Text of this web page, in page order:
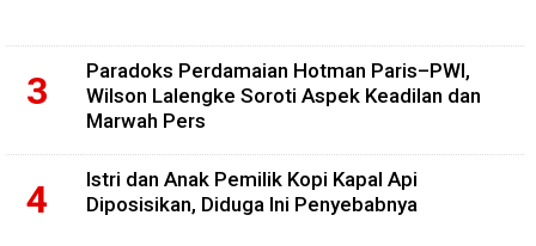
Paradoks Perdamaian Hotman Paris–PWI,
Wilson Lalengke Soroti Aspek Keadilan dan
Marwah Pers
Istri dan Anak Pemilik Kopi Kapal Api
Diposisikan, Diduga Ini Penyebabnya